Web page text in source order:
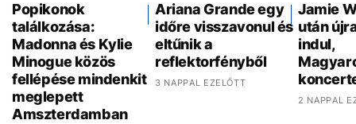
Popikonok
találkozása:
Madonna és Kylie
Minogue közös
fellépése mindenkit
meglepett
Amszterdamban
Ariana Grande egy
időre visszavonul és
eltűnik a
reflektorfényből
3 NAPPAL EZELŐTT
Jamie
után
indul,
2 NAPPAL